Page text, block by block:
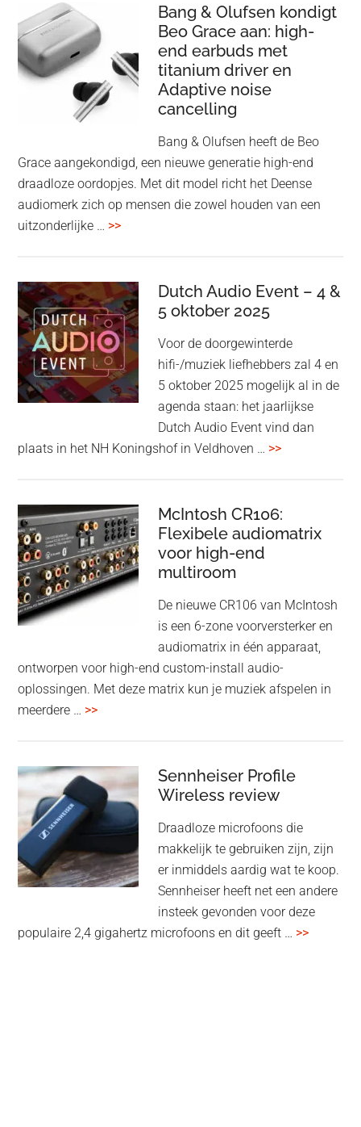
nu
ook
in
‘lossless’
kwaliteit
Bang & Olufsen kondigt
Beo Grace aan: high-
end earbuds met
titanium driver en
Adaptive noise
cancelling
Bang & Olufsen heeft de Beo
Grace aangekondigd, een nieuwe generatie high-end
draadloze oordopjes. Met dit model richt het Deense
audiomerk zich op mensen die zowel houden van een
uitzonderlijke … >>overBang
kondigt
Beo
Grace
aan:
high-
end
earbuds
titanium
Adaptive
noise
cancelling
Dutch Audio Event – 4 &
5 oktober 2025
Voor de doorgewinterde
hifi-/muziek liefhebbers zal 4 en
5 oktober 2025 mogelijk al in de
agenda staan: het jaarlijkse
Dutch Audio Event vind dan
plaats in het NH Koningshof in Veldhoven … >>overDutch
–
4
McIntosh CR106:
Flexibele audiomatrix
voor high-end
multiroom
De nieuwe CR106 van McIntosh
is een 6-zone voorversterker en
audiomatrix in één apparaat,
ontworpen voor high-end custom-install audio-
oplossingen. Met deze matrix kun je muziek afspelen in
meerdere … >>overMcIntosh
audiomatrix
voor
high-
end
multiroom
Sennheiser Profile
Wireless review
Draadloze microfoons die
makkelijk te gebruiken zijn, zijn
er inmiddels aardig wat te koop.
Sennheiser heeft net een andere
insteek gevonden voor deze
populaire 2,4 gigahertz microfoons en dit geeft … >>